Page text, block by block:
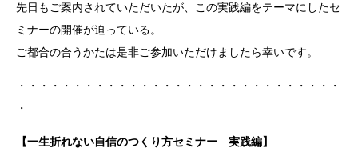
先日もご案内されていただいたが、この実践編をテーマにしたセ
ミナーの開催が迫っている。
ご都合の合うかたは是非ご参加いただけましたら幸いです。
・・・・・・・・・・・・・・・・・・・・・・・・・・・・・
・
【一生折れない自信のつくり方セミナー 実践編】